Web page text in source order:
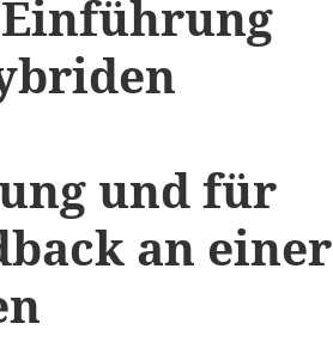
und für
an einer